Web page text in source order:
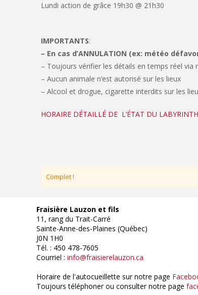
Lundi action de grâce 19h30 @ 21h30
IMPORTANTS:
– En cas d’ANNULATION (ex: météo
– Toujours vérifier les détails en temps réel via
– Aucun animale n’est autorisé sur les lieux
– Alcool et drogue, cigarette interdits sur les
HORAIRE DÉTAILLÉ DE L’ÉTAT DU
Complet !
Fraisière Lauzon et fils
11, rang du Trait-Carré
Sainte-Anne-des-Plaines (Québec)
J0N 1H0
Tél. : 450 478-7605
Courriel : info@fraisierelauzon.ca
Horaire de l'autocueillette sur notre page
Toujours téléphoner ou consulter notre page